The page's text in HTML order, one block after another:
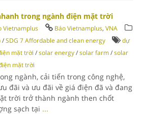
trong ngành điện mặt trời
Vietnamplus Báo Vietnamplus, VNA
/SDG 7 Affordable and clean energy
dự
mặt trời /solar energy/solar farm/solar
mặt trời
ngành, cải tiến trong công nghệ,
đãi và ưu đãi về giá điện đã và đang
trời trở thành ngành then chốt
sạch tại ...